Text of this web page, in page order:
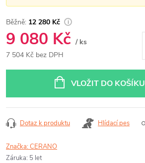
12 280 Kč
9 080 Kč / ks
7 504 Kč bez DPH
VLOŽIT DO KOŠÍKU
Dotaz k produktu Hlídací pes
Značka:CERANO
Záruka: 5 let